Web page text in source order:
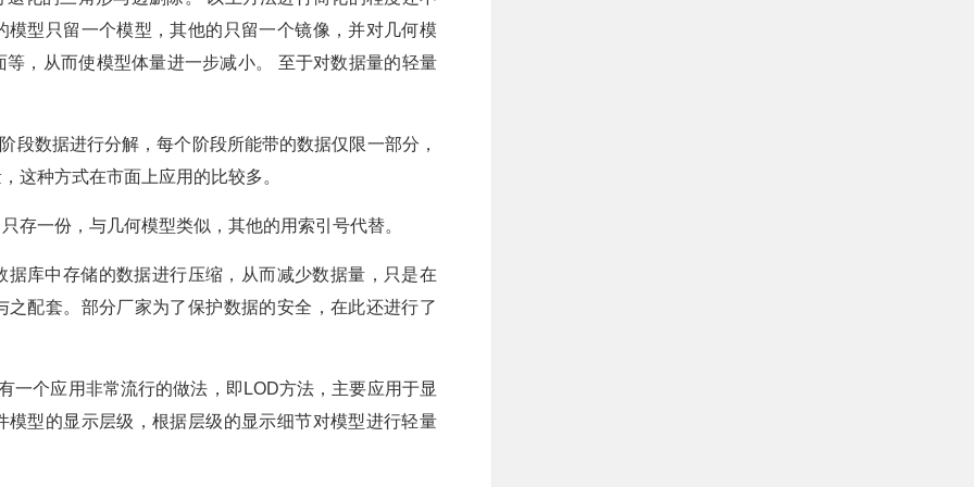
型只留一个模型，其他的只留一个镜像，并对几何模
，从而使模型体量进一步减小。 至于对数据量的轻量
数据进行分解，每个阶段所能带的数据仅限一部分，
这种方式在市面上应用的比较多。
存一份，与几何模型类似，其他的用索引号代替。
库中存储的数据进行压缩，从而减少数据量，只是在
配套。部分厂家为了保护数据的安全，在此还进行了
一个应用非常流行的做法，即LOD方法，主要应用于显
型的显示层级，根据层级的显示细节对模型进行轻量